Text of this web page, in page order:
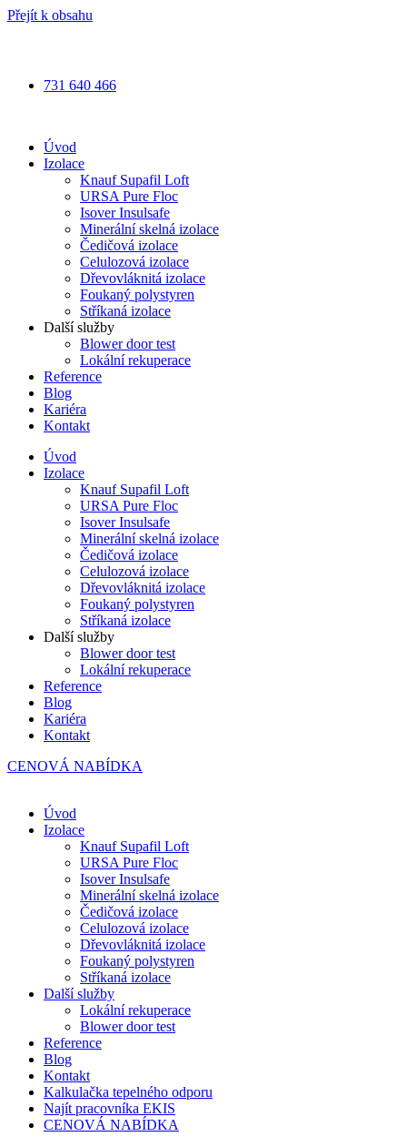
Přejít k obsahu
731 640 466
Úvod
Izolace
Knauf Supafil Loft
URSA Pure Floc
Isover Insulsafe
Minerální skelná izolace
Čedičová izolace
Celulozová izolace
Dřevovláknitá izolace
Foukaný polystyren
Stříkaná izolace
Další služby
Blower door test
Lokální rekuperace
Reference
Blog
Kariéra
Kontakt
Úvod
Izolace
Knauf Supafil Loft
URSA Pure Floc
Isover Insulsafe
Minerální skelná izolace
Čedičová izolace
Celulozová izolace
Dřevovláknitá izolace
Foukaný polystyren
Stříkaná izolace
Další služby
Blower door test
Lokální rekuperace
Reference
Blog
Kariéra
Kontakt
CENOVÁ NABÍDKA
Úvod
Izolace
Knauf Supafil Loft
URSA Pure Floc
Isover Insulsafe
Minerální skelná izolace
Čedičová izolace
Celulozová izolace
Dřevovláknitá izolace
Foukaný polystyren
Stříkaná izolace
Další služby
Lokální rekuperace
Blower door test
Reference
Blog
Kontakt
Kalkulačka tepelného odporu
Najít pracovníka EKIS
CENOVÁ NABÍDKA